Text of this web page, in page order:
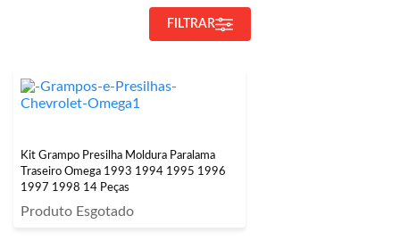
FILTRAR
Kit Grampo Presilha Moldura Paralama
Traseiro Omega 1993 1994 1995 1996
1997 1998 14 Peças
Produto Esgotado